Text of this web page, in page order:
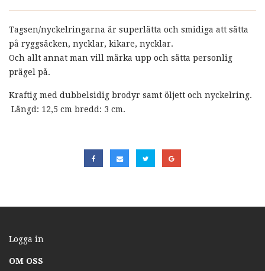
Tagsen/nyckelringarna är superlätta och smidiga att sätta
på ryggsäcken, nycklar, kikare, nycklar.
Och allt annat man vill märka upp och sätta personlig
prägel på.
Kraftig med dubbelsidig brodyr samt öljett och nyckelring.
Längd: 12,5 cm bredd: 3 cm.
Logga in
OM OSS